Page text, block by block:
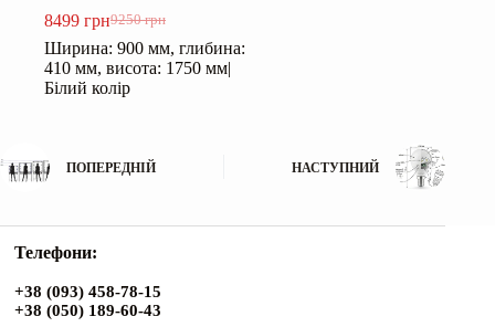
9250грн
Оригінальна
ціна:
9250 грн.
8499 грнПоточна
ціна:
8499 грн.
Ширина: 900 мм, глибина:
410 мм, висота: 1750 мм|
Білий колір
ПОПЕРЕДНІЙ НАСТУПНИЙ
Телефони:
+38 (093) 458-78-15
+38 (050) 189-60-43